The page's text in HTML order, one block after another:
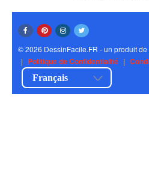
© 2026 DessinFacile.FR - un produit
| Politique de Confidentialité |
Français